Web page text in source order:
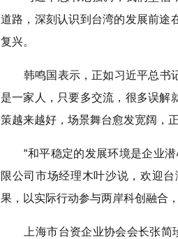
道路，深刻认识到台湾的发展前途
复兴。
韩鸣国表示，正如习近平总书
是一家人，只要多交流，很多误解
策越来越好，场景舞台愈发宽阔，
“和平稳定的发展环境是企业
限公司市场经理木叶沙说，欢迎
果，以实际行动参与两岸科创融合
上海市台资企业协会会长张简